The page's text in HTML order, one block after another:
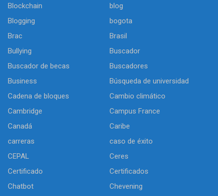
Blockchain
blog
Blogging
bogota
Brac
Brasil
Bullying
Buscador
Buscador de becas
Buscadores
Business
Búsqueda de universidad
Cadena de bloques
Cambio climático
Cambridge
Campus France
Canadá
Caribe
carreras
caso de éxito
CEPAL
Ceres
Certificado
Certificados
Chatbot
Chevening